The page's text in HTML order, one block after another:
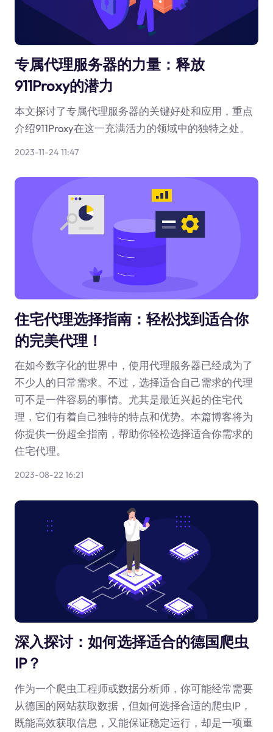
专属代理服务器的力量：释放
911Proxy的潜力
本文探讨了专属代理服务器的关键好处和应用，重点
介绍911Proxy在这一充满活力的领域中的独特之处。
2023-11-24 11:47
住宅代理选择指南：轻松找到适合你
的完美代理！
在如今数字化的世界中，使用代理服务器已经成为了
不少人的日常需求。不过，选择适合自己需求的代理
可不是一件容易的事情。尤其是最近兴起的住宅代
理，它们有着自己独特的特点和优势。本篇博客将为
你提供一份超全指南，帮助你轻松选择适合你需求的
住宅代理。
2023-08-22 16:21
深入探讨：如何选择适合的德国爬虫
IP？
作为一个爬虫工程师或数据分析师，你可能经常需要
从德国的网站获取数据，但如何选择合适的爬虫IP，
既能高效获取信息，又能保证稳定运行，却是一项重